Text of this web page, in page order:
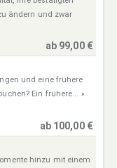
ändern und zwar
ab 99,00 €
und eine frühere
Ein frühere... »
ab 100,00 €
hinzu mit einem